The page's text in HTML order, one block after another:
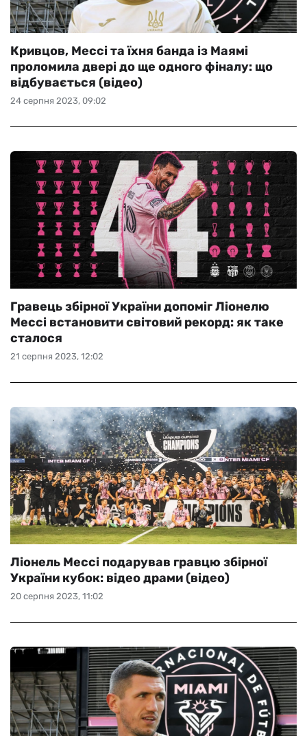
24 серпня 2023, 09:02
Кривцов, Мессі та їхня банда із Маямі
проломила двері до ще одного фіналу: що
відбувається (відео)
21 серпня 2023, 12:02
Гравець збірної України допоміг Ліонелю
Мессі встановити світовий рекорд: як таке
сталося
20 серпня 2023, 11:02
Ліонель Мессі подарував гравцю збірної
України кубок: відео драми (відео)